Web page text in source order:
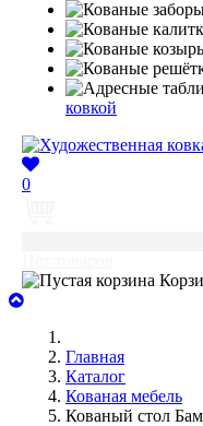
ковкой
0
Главная
Каталог
Кованая мебель
Кованый стол